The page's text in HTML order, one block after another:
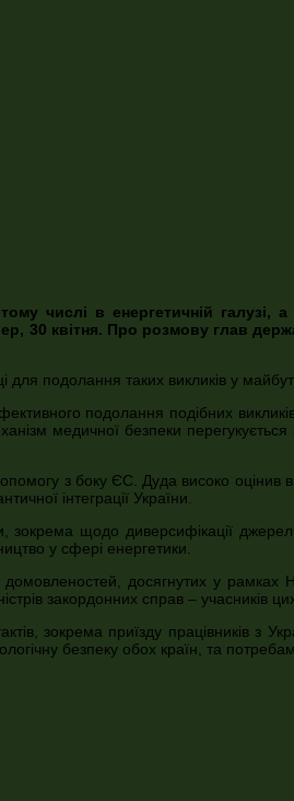
числі в енергетичній
30 квітня. Про розмову глав
для подолання таких викликів у
подолання подібних
медичної безпеки
з боку ЄС. Дуда високо оцінив
інтеграції України.
щодо диверсифікації джерел
у сфері енергетики.
досягнутих у рамках
закордонних справ – учасників
зокрема приїзду працівників з
безпеку обох країн, та